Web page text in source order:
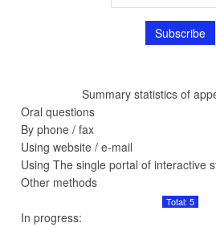
Summary statistics of
Oral questions
By phone / fax
Using website / e-mail
Using The single portal of interactive
Other methods
Total: 5
In progress: